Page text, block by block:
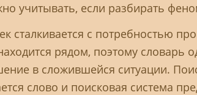
учитывать, если разбирать
сталкивается с потребностью
рядом, поэтому
в сложившейся ситуации.
слово и поисковая система